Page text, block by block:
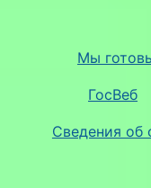
Мы
ГосВеб
Сведения об